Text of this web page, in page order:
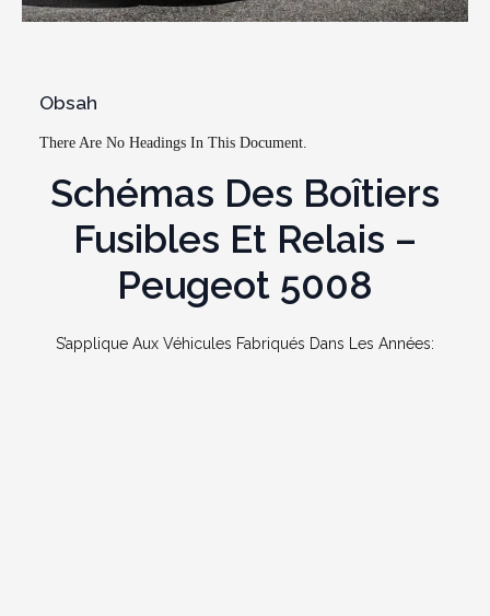
Obsah
There Are No Headings In This Document.
Schémas Des Boîtiers
Fusibles Et Relais –
Peugeot 5008
S’applique Aux Véhicules Fabriqués Dans Les Années: